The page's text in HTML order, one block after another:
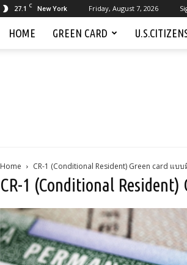
27.1 C New York Friday, August 7, 2026
HOME GREEN CARD
Home CR-1 (Conditional Resident) Green card แบบ
CR-1 (Conditional